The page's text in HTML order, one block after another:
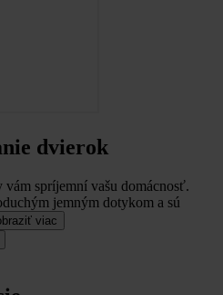
dvierok
spríjemní vašu domácnosť.
jemným dotykom a sú
viac